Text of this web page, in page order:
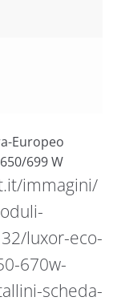
Europeo
699 W
immagini/
luxor-eco-
670w-
scheda-